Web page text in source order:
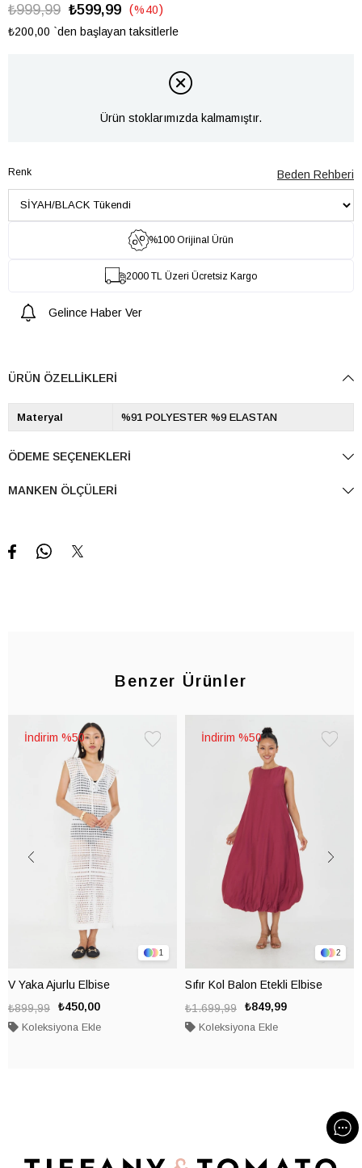
₺999,99 ₺599,99 %40
İndirim
₺200,00 `den başlayan taksitlerle
Ürün stoklarımızda kalmamıştır.
Renk Beden Rehberi
%100 Orijinal Ürün
2000 TL Üzeri Ücretsiz Kargo
Gelince Haber Ver
ÜRÜN ÖZELLIKLERI
Materyal %91 POLYESTER %9 ELASTAN
ÖDEME SEÇENEKLERI
MANKEN ÖLÇÜLERI
Benzer Ürünler
1
V Yaka Ajurlu Elbise
₺450,00
₺899,99
Koleksiyona Ekle
%50
2
Sıfır Kol Balon Etekli Elbise
₺849,99
₺1.699,99
Koleksiyona Ekle
%50